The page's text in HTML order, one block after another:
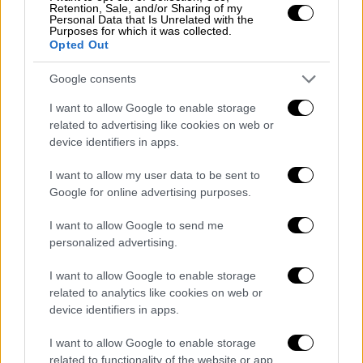
Retention, Sale, and/or Sharing of my
Personal Data that Is Unrelated with the
Purposes for which it was collected.
Opted Out
Google consents
I want to allow Google to enable storage
related to advertising like cookies on web or
device identifiers in apps.
I want to allow my user data to be sent to
Google for online advertising purposes.
I want to allow Google to send me
personalized advertising.
I want to allow Google to enable storage
related to analytics like cookies on web or
device identifiers in apps.
I want to allow Google to enable storage
related to functionality of the website or app.
να στηριχθεί και να διατηρηθεί η δημοκρατία,
η ειρήνη και η ευημερία ως υπόσχεση προς
τους πολίτες της Ευρωπαϊκής Ένωσης.
Η Μέρκελ τόνισε την απειλή για τη
δημοκρατία που θέτουν τα μέσα κοινωνικής
δικτύωσης,«όπου ξαφνικά τα γεγονότα δεν
είναι πλέον γεγονότα»
κίνδυνο τα θεμέλια του Διαφωτισμού.
Ποιοι άλλοι διακρίθηκαν
Τιμές απονεμήθηκαν σε20 προσωπικότητες,
θεσμών όπως της Ευρωπαϊκής Κεντρικής
Τράπεζας και του ΝΑΤΟ.
Μέλη του Ευρωπαϊκού Τάγματος Αξίας
ορίστηκαν επίσηςπροσωπικότητες από μη